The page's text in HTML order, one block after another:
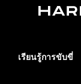
เรียนรู้การขับขี่